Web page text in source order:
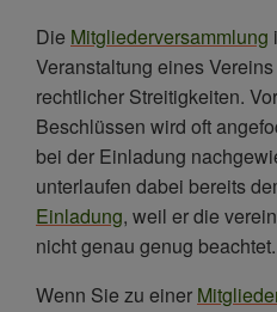
im Verein erfolgen?
Welche Einladungsfristen
Mitgliederversammlung?
Wer muss die Einladung
aussprechen?
Was muss die Einladung
beinhalten?
Welche Folgen drohen
Die Mitgliederversammlung
Veranstaltung eines
rechtlicher Streitigkeiten.
Beschlüssen wird oft
bei der Einladung
unterlaufen dabei bereits
Einladung, weil er die
nicht genau genug beachtet.
Wenn Sie zu einer